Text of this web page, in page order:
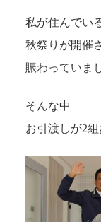
私が住んでい
秋祭りが開催
賑わっていま
そんな中
お引渡しが2